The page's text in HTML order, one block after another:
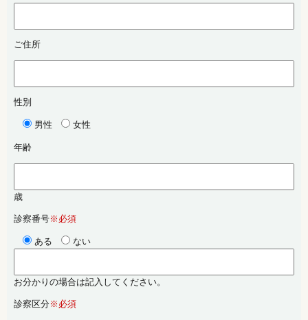
ご住所
性別
男性 女性
年齢
歳
診察番号※必須
ある ない
お分かりの場合は記入してください。
診察区分※必須